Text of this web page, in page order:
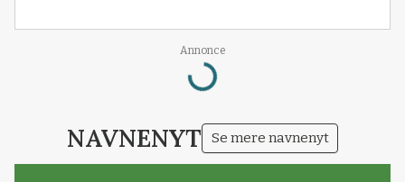
Annonce
Loading...
NAVNENYT Se mere navnenyt